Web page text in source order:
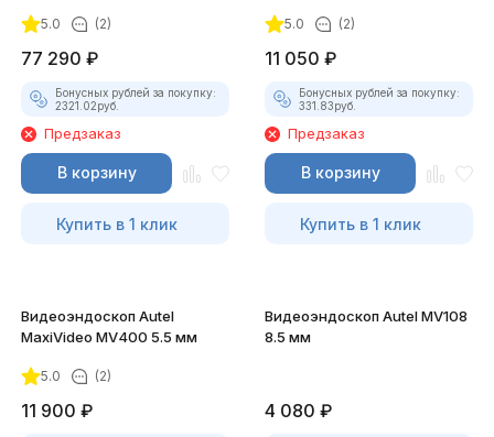
5.0 (2)
77 290 ₽
Бонусных рублей за покупку:
2321.02руб.
Предзаказ
В корзину
Купить в 1 клик
5.0 (2)
11 050 ₽
Бонусных рублей за покупку:
331.83руб.
Предзаказ
В корзину
Купить в 1 клик
Видеоэндоскоп Autel
MaxiVideo MV400 5.5 мм
5.0 (2)
11 900 ₽
Видеоэндоскоп Autel MV108
8.5 мм
4 080 ₽